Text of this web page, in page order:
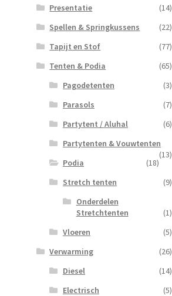
Presentatie
(14)
Spellen & Springkussens
(22)
Tapijt en Stof
(77)
Tenten & Podia
(65)
Pagodetenten
(3)
Parasols
(7)
Partytent / Aluhal
(6)
Partytenten & Vouwtenten
(13)
Podia
(18)
Stretch tenten
(9)
Onderdelen
Stretchtenten
(1)
Vloeren
(5)
Verwarming
(26)
Diesel
(14)
Electrisch
(5)